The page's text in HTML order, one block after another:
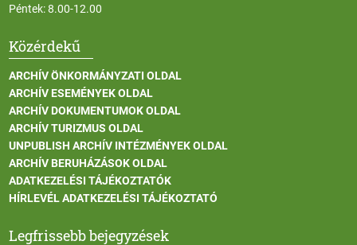
Péntek: 8.00-12.00
Közérdekű
ARCHÍV ÖNKORMÁNYZATI OLDAL
ARCHÍV ESEMÉNYEK OLDAL
ARCHÍV DOKUMENTUMOK OLDAL
ARCHÍV TURIZMUS OLDAL
UNPUBLISH ARCHÍV INTÉZMÉNYEK OLDAL
ARCHÍV BERUHÁZÁSOK OLDAL
ADATKEZELÉSI TÁJÉKOZTATÓK
HÍRLEVÉL ADATKEZELÉSI TÁJÉKOZTATÓ
Legfrissebb bejegyzések